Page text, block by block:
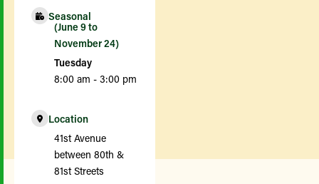
Seasonal
(June 9 to
November 24)
Tuesday
8:00 am - 3:00 pm
Location
41st Avenue
between 80th &
81st Streets